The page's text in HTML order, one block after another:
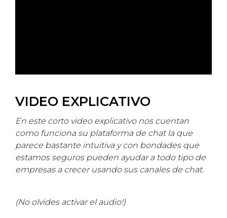
VIDEO EXPLICATIVO
En este corto video explicativo nos cuentan
como funciona su plataforma de chat la que
parece bastante intuitiva y con bondades que
estamos seguros pueden ayudar a todo tipo de
empresas a crecer usando sus canales de chat.
(No olvides activar el audio!)